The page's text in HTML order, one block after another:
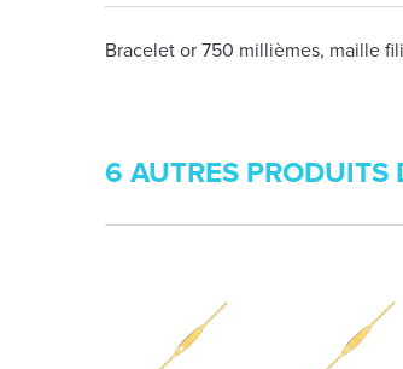
Bracelet or 750 millièmes, maille
6 AUTRES PRODUITS